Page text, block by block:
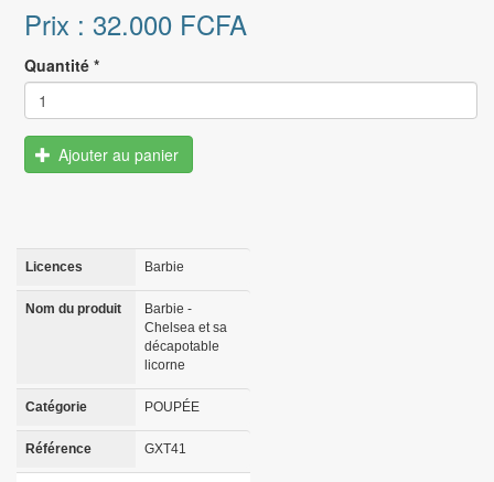
Prix : 32.000 FCFA
Quantité *
Ajouter au panier
Licences Barbie
Nom du produit
Barbie -
Chelsea et sa
décapotable
licorne
Catégorie POUPÉE
Référence GXT41